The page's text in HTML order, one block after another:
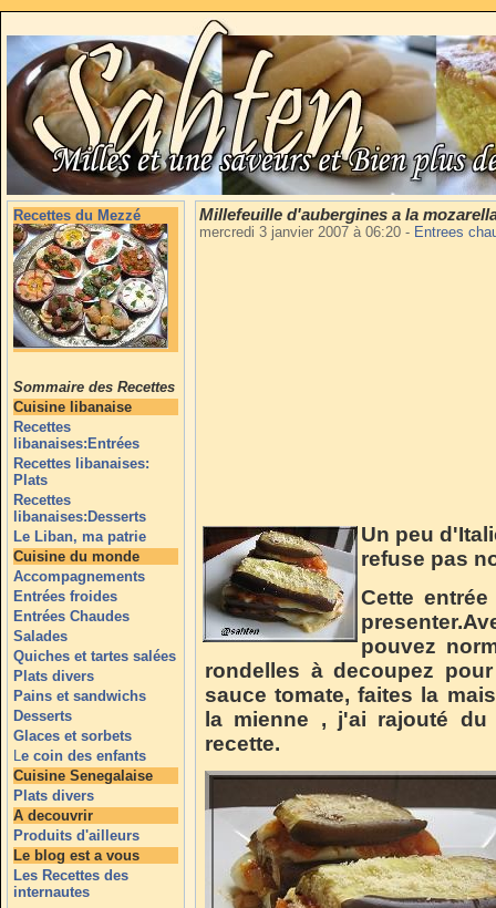
Recettes du Mezzé
Sommaire des Recettes
Cuisine libanaise
Recettes
libanaises:Entrées
Recettes libanaises:
Plats
Recettes
libanaises:Desserts
Le Liban, ma patrie
Cuisine du monde
Accompagnements
Entrées froides
Entrées Chaudes
Salades
Quiches et tartes salées
Plats divers
Pains et sandwichs
Desserts
Glaces et sorbets
Le coin des enfants
Cuisine Senegalaise
Plats divers
A decouvrir
Produits d'ailleurs
Le blog est a vous
Les Recettes des
internautes
Millefeuille d'aubergines a la
mercredi 3 janvier 2007 à 06:20 - Entrees
Un peu
refuse pas
Cette
pouvez
rondelles à decoupez
sauce tomate, faites la
la mienne , j'ai rajouté
recette.